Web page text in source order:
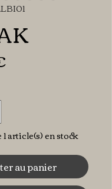
Prix
article(s) en stock
au panier